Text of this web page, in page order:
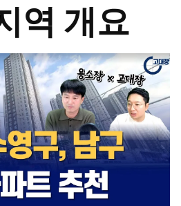
역 개요